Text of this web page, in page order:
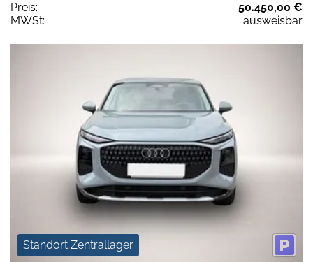
Preis:
50.450,00 €
MWSt:
ausweisbar
Standort Zentrallager